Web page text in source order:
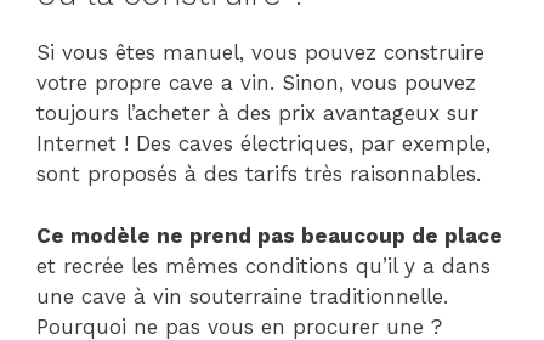
Si vous êtes manuel, vous pouvez construire
votre propre cave a vin. Sinon, vous pouvez
toujours l’acheter à des prix avantageux sur
Internet ! Des caves électriques, par exemple,
sont proposés à des tarifs très raisonnables.
Ce modèle ne prend pas beaucoup de place
et recrée les mêmes conditions qu’il y a dans
une cave à vin souterraine traditionnelle.
Pourquoi ne pas vous en procurer une ?